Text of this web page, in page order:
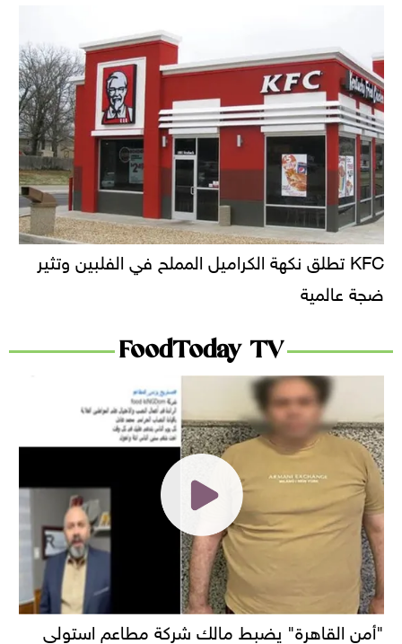
KFC تطلق نكهة الكراميل المملح في الفلبين وتثير
ضجة عالمية
FoodToday TV
"أمن القاهرة" يضبط مالك شركة مطاعم استولى